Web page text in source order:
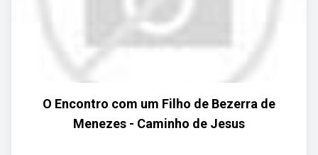
O Encontro com um Filho de Bezerra de
Menezes - Caminho de Jesus